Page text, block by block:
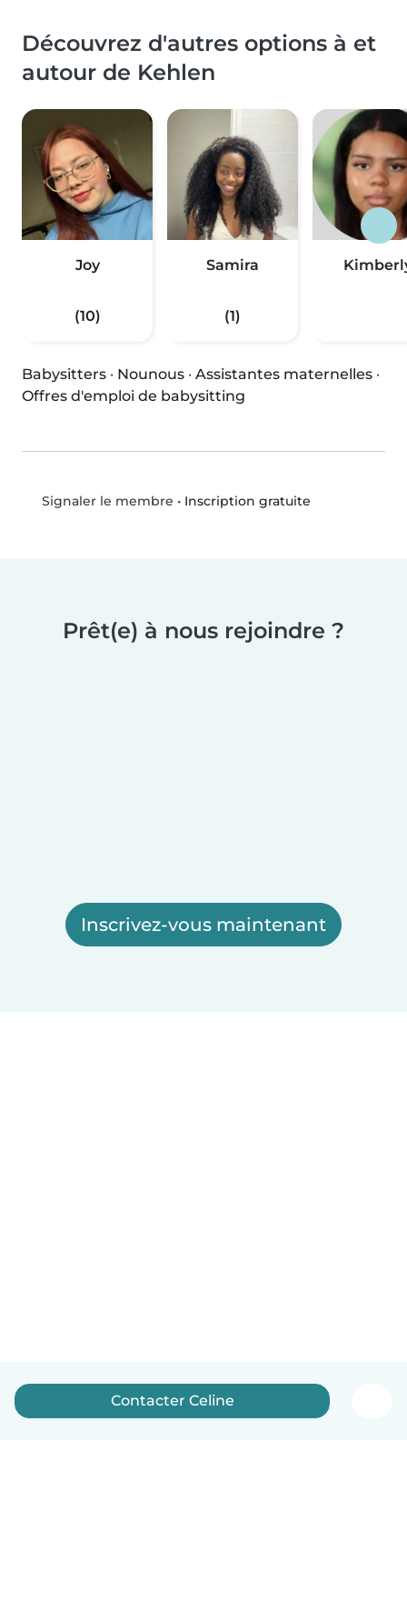
Découvrez d'autres options à et
autour de Kehlen
Joy
(10)
Samira
(1)
Babysitters · Nounous · Assistantes maternelles ·
Offres d'emploi de babysitting
Signaler le membre • Inscription gratuite
Prêt(e) à nous rejoindre ?
Inscrivez-vous maintenant
Contacter Celine